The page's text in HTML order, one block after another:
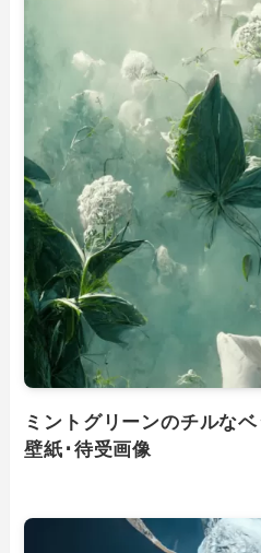
ミントグリーンのチルな
壁紙･待受画像